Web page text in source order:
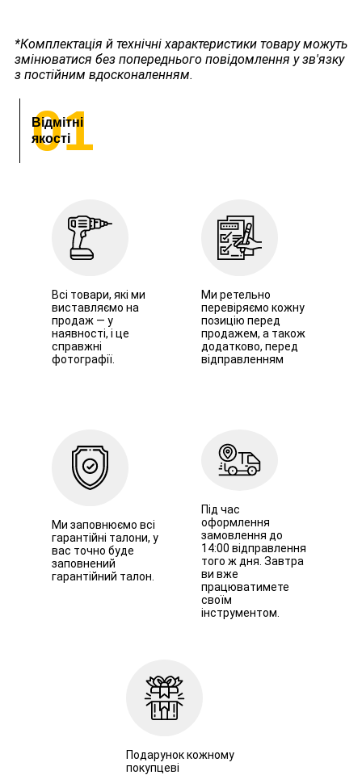
*Комплектація й технічні характеристики товару можуть
змінюватися без попереднього повідомлення у зв'язку
з постійним вдосконаленням.
01
Відмітні
якості
Всі товари, які ми
виставляємо на
продаж — у
наявності, і це
справжні
фотографії.
Ми ретельно
перевіряємо кожну
позицію перед
продажем, а також
додатково, перед
відправленням
Ми заповнюємо всі
гарантійні талони, у
вас точно буде
заповнений
гарантійний талон.
Під час
оформлення
замовлення до
14:00 відправлення
того ж дня. Завтра
ви вже
працюватимете
своїм
інструментом.
Подарунок кожному
покупцеві